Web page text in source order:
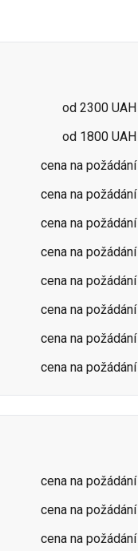
cena na požádání
cena na požádání
cena na požádání
cena na požádání
cena na požádání
cena na požádání
cena na požádání
cena na požádání
cena na požádání
cena na požádání
cena na požádání